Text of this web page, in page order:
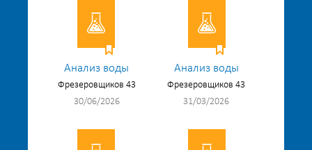
Анализ воды
Фрезеровщиков 43
30/06/2026
Анализ воды
Фрезеровщиков 43
31/03/2026